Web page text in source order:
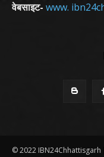
वेबसाइट- www.
© 2022 IBN24Chhattisgarh